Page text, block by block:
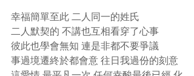
幸福簡單至此 二人同一的姓氏
二人默契的 不講也互相看穿了心事
彼此也學會無知 連是非都不要爭議
事過境遷終於都會意 往日我過份的刻意